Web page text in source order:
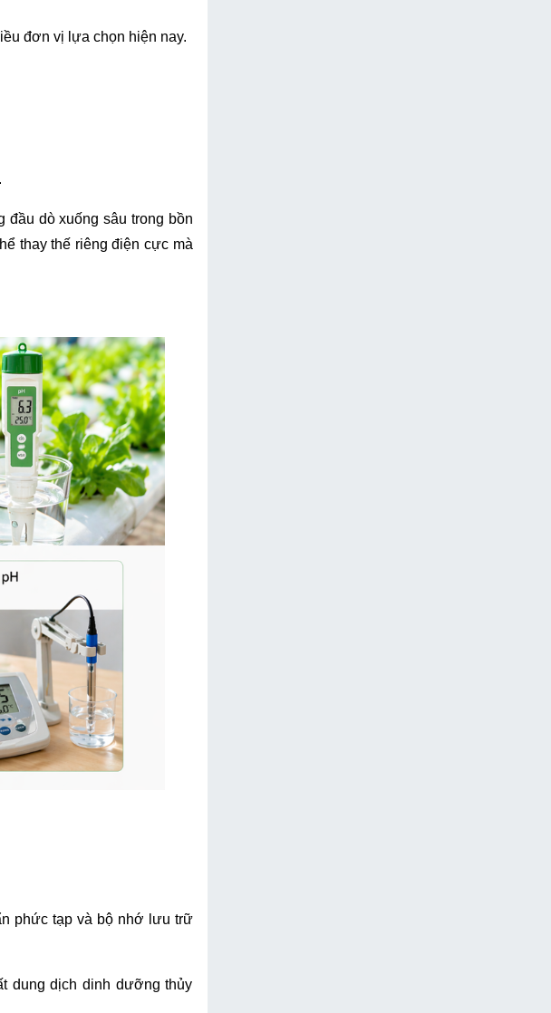
đơn vị lựa chọn hiện nay.
đầu dò xuống sâu trong bồn
thay thế riêng điện cực mà
phức tạp và bộ nhớ lưu trữ
dung dịch dinh dưỡng thủy